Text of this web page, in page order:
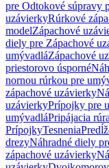
pre Odtokové súpravy
uzávierkyRúrkové
modelZápachové
diely pre Zápachové
umývadláZápachové
priestorovo úsporné
nornou rúrkou pre
zápachové uzávierky
uzávierkyPrípojky pre
umývadláPripájacia
PrípojkyTesnenia
drezyNáhradné diely
zápachové uzávierky